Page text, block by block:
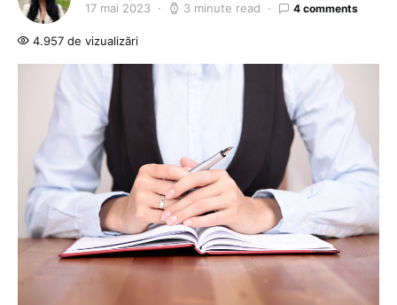
17 mai 2023 3 minute read 4 comments
4.957 de vizualizări